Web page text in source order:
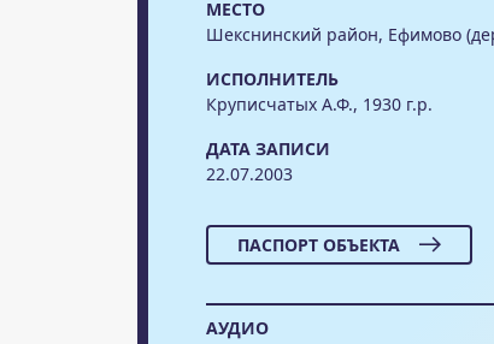
МЕСТО
Шекснинский район, Ефимово
ИСПОЛНИТЕЛЬ
Круписчатых А.Ф., 1930 г.р.
ДАТА ЗАПИСИ
22.07.2003
ПАСПОРТ ОБЪЕКТА
АУДИО